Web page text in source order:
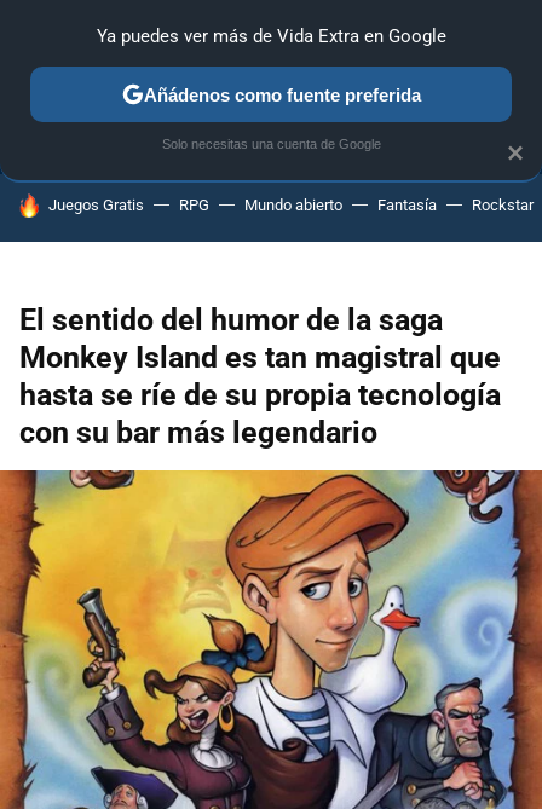
ANÁLISIS GUÍAS Y TRUCOS PC SONY NINTENDO
HOY SE HABLA DE
Juegos Gratis RPG Mundo abierto Fantasía Rockstar
El sentido del humor de la saga
Monkey Island es tan magistral que
hasta se ríe de su propia tecnología
con su bar más legendario
×
Ya puedes ver más de Vida Extra en Google
Añádenos como fuente preferida
Solo necesitas una cuenta de Google